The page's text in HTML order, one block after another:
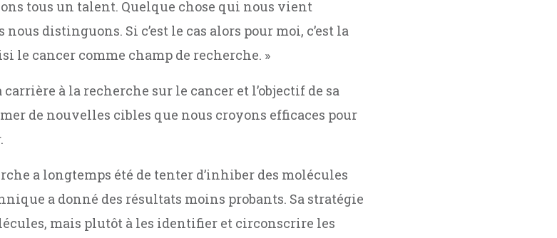
tous un talent. Quelque chose qui nous vient
distinguons. Si c’est le cas alors pour moi, c’est la
le cancer comme champ de recherche. »
à la recherche sur le cancer et l’objectif de sa
de nouvelles cibles que nous croyons efficaces pour
a longtemps été de tenter d’inhiber des molécules
a donné des résultats moins probants. Sa stratégie
mais plutôt à les identifier et circonscrire les